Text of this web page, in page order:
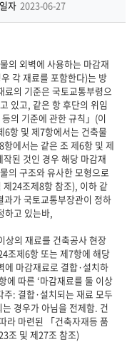
자 2023-06-27
의 외벽에 사용하는 마감재
각 재료를 포함한다)는 방
의 기준은 국토교통부령으
있고, 같은 항 후단의 위임
의 기준에 관한 규칙」(이
6항 및 제7항에서는 건축물
에서는 같은 조 제6항 및 제
된 것인 경우 해당 마감재
의 구조와 유사한 모형으로
24조제8항 참조), 이하 같
가 국토교통부장관이 정하
하고 있는바,
조제6항 또는 제7항에 해당
에 마감재료로 결합·설치하
에 따른 ‘마감재료를 둘 이상
주: 결합·설치되는 재료 모두
경우가 아님을 전제함. 건
라 마련된 「건축자재등 품
조 및 제27조 참조)